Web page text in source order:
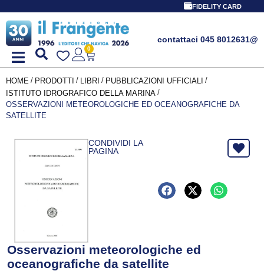
FIDELITY CARD
contattaci 045 8012631@
0
HOME / PRODOTTI / LIBRI / PUBBLICAZIONI UFFICIALI
/
ISTITUTO IDROGRAFICO DELLA MARINA /
OSSERVAZIONI METEOROLOGICHE ED OCEANOGRAFICHE DA
SATELLITE
CONDIVIDI LA
PAGINA
Osservazioni meteorologiche ed
oceanografiche da satellite